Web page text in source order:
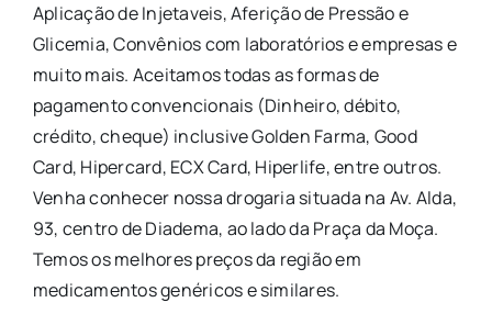
Aplicação de Injetaveis, Aferição de Pressão e
Glicemia, Convênios com laboratórios e empresas e
muito mais. Aceitamos todas as formas de
pagamento convencionais (Dinheiro, débito,
crédito, cheque) inclusive Golden Farma, Good
Card, Hipercard, ECX Card, Hiperlife, entre outros.
Venha conhecer nossa drogaria situada na Av. Alda,
93, centro de Diadema, ao lado da Praça da Moça.
Temos os melhores preços da região em
medicamentos genéricos e similares.